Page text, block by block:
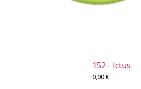
152 - Ictus
0,00€